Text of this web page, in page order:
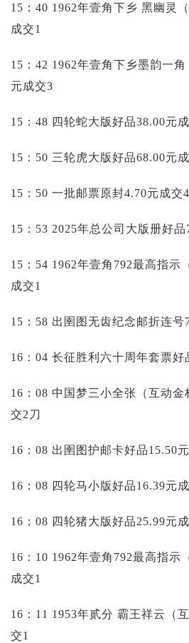
15：40 1962年壹角下乡 黑幽灵
成交1
15：42 1962年壹角下乡墨韵一
元成交3
15：48 四轮蛇大版好品38.00元
15：50 三轮虎大版好品68.00元
15：50 一批邮票原封4.70元成交
15：53 2025年总公司大版册好
15：54 1962年壹角792最高指示
成交1
15：58 出圉图无齿纪念邮折连号
16：04 长征胜利六十周年套票好
16：08 中国梦三小全张（互动金
交2刀
16：08 出圉图护邮卡好品15.50
16：08 四轮马小版好品16.39元
16：08 四轮猪大版好品25.99元
16：10 1962年壹角792最高指示
成交1
16：11 1953年贰分 霸王祥云（
交1